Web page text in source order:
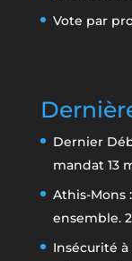
Vote par
Dernier
mandat 13
Athis-Mons
ensemble.
Insécurité